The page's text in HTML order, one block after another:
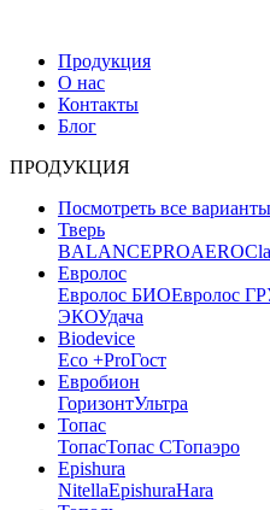
Продукция
О нас
Контакты
Блог
ПРОДУКЦИЯ
Посмотреть все варианты
Тверь
BALANCEPROAERO
Евролос
Евролос БИОЕвролос
ЭКОУдача
Biodevice
Eco +ProГост
Евробион
ГоризонтУльтра
Топас
ТопасТопас СТопаэро
Epishura
NitellaEpishuraHara